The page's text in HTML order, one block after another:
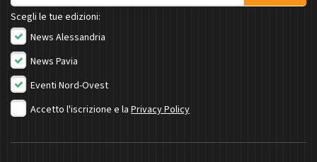
Scegli le tue edizioni:
News Alessandria
News Pavia
Eventi Nord-Ovest
Accetto l'iscrizione e la Privacy Policy